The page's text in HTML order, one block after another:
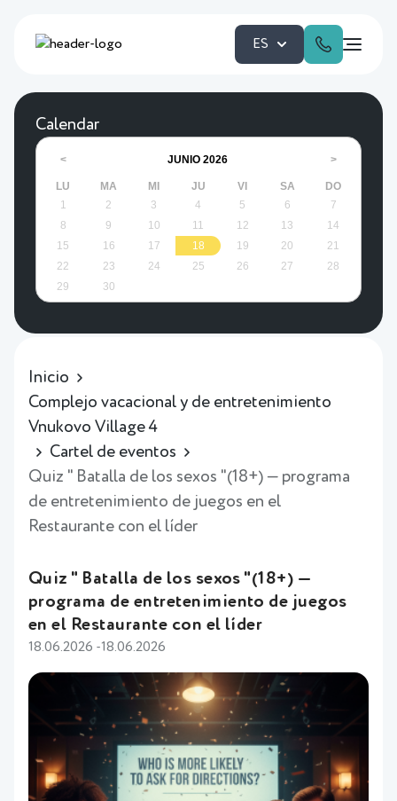
ES
Calendar
< JUNIO 2026 >
LU MA MI JU VI SA
DO
1
2 3 4 5 6
7
8
9 10 11 12 13
14
15
16 17 18 19 20
21
22
23 24 25 26 27
28
29
30
Inicio
Complejo vacacional y de entretenimiento
Vnukovo Village 4
Cartel de eventos
Quiz " Batalla de los sexos "(18+) — programa
de entretenimiento de juegos en el
Restaurante con el líder
Quiz " Batalla de los sexos "(18+) —
programa de entretenimiento de juegos
en el Restaurante con el líder
18.06.2026 -18.06.2026